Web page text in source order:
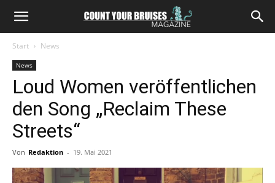
Start News
News
Loud Women veröffentlichen
den Song „Reclaim These
Streets“
Von Redaktion - 19. Mai 2021